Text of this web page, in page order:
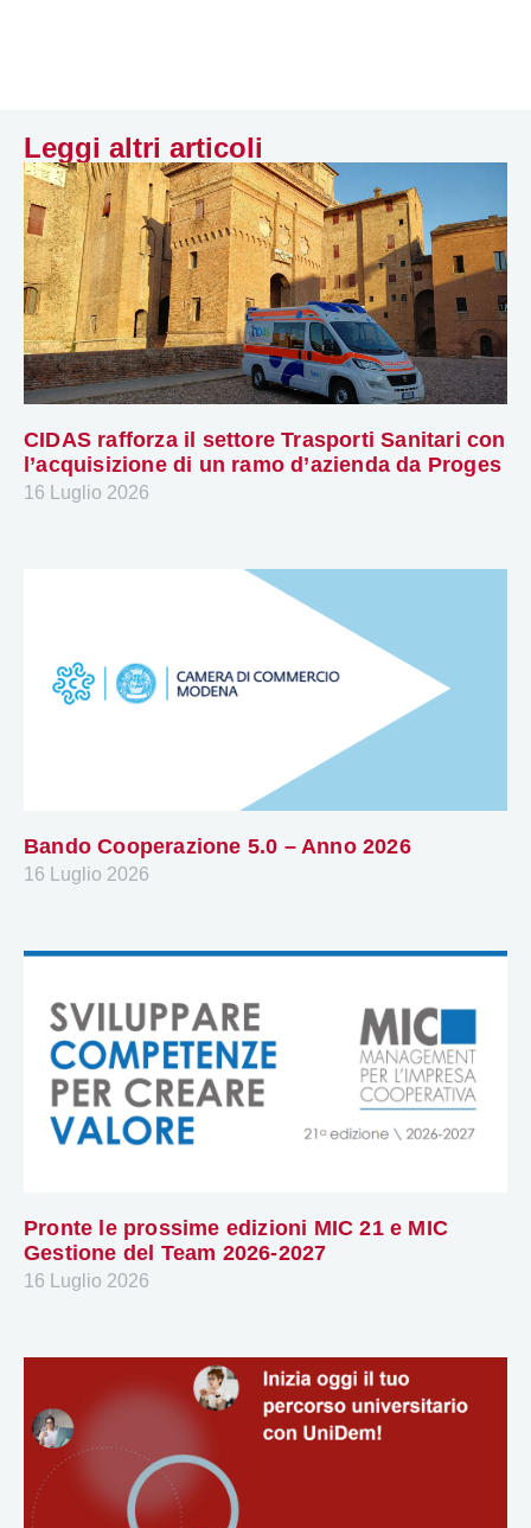
Leggi altri articoli
CIDAS rafforza il settore Trasporti Sanitari con
l’acquisizione di un ramo d’azienda da Proges
16 Luglio 2026
Bando Cooperazione 5.0 – Anno 2026
16 Luglio 2026
Pronte le prossime edizioni MIC 21 e MIC
Gestione del Team 2026-2027
16 Luglio 2026